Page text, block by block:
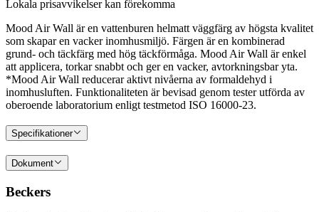
Lokala prisavvikelser kan förekomma
Mood Air Wall är en vattenburen helmatt väggfärg av högsta kvalitet
som skapar en vacker inomhusmiljö. Färgen är en kombinerad
grund- och täckfärg med hög täckförmåga. Mood Air Wall är enkel
att applicera, torkar snabbt och ger en vacker, avtorkningsbar yta.
*Mood Air Wall reducerar aktivt nivåerna av formaldehyd i
inomhusluften. Funktionaliteten är bevisad genom tester utförda av
oberoende laboratorium enligt testmetod ISO 16000-23.
Specifikationer
Dokument
Beckers